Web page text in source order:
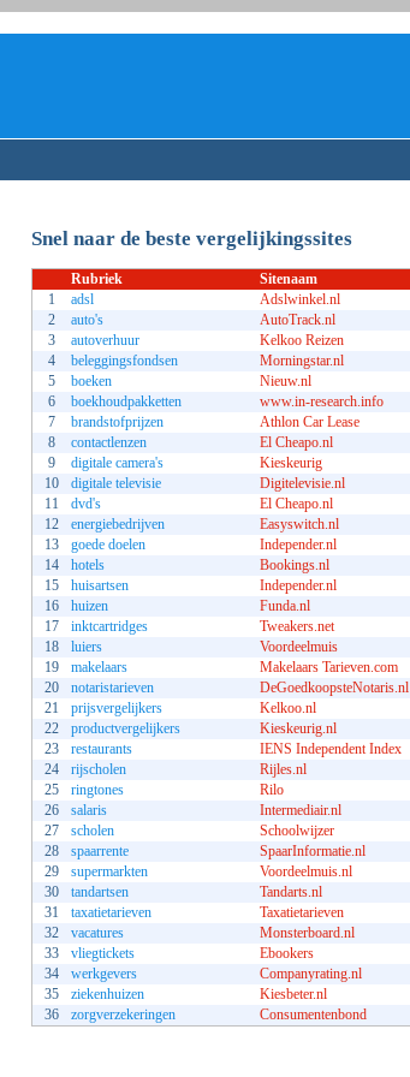
Snel naar de beste vergelijkingssites
Rubriek Sitenaam
1
adsl Adslwinkel.nl
2
auto's AutoTrack.nl
3
autoverhuur Kelkoo Reizen
4
beleggingsfondsen Morningstar.nl
5
boeken Nieuw.nl
6
boekhoudpakketten www.in-research.info
7
brandstofprijzen Athlon Car Lease
8
contactlenzen El Cheapo.nl
9
digitale camera's Kieskeurig
10
digitale televisie Digitelevisie.nl
11
dvd's El Cheapo.nl
12
energiebedrijven Easyswitch.nl
13
goede doelen Independer.nl
14
hotels Bookings.nl
15
huisartsen Independer.nl
16
huizen Funda.nl
17
inktcartridges Tweakers.net
18
luiers Voordeelmuis
19
makelaars Makelaars Tarieven.com
20
notaristarieven DeGoedkoopsteNotaris.nl
21
prijsvergelijkers Kelkoo.nl
22
productvergelijkers Kieskeurig.nl
23
restaurants IENS Independent Index
24
rijscholen Rijles.nl
25
ringtones Rilo
26
salaris Intermediair.nl
27
scholen Schoolwijzer
28
spaarrente SpaarInformatie.nl
29
supermarkten Voordeelmuis.nl
30
tandartsen Tandarts.nl
31
taxatietarieven Taxatietarieven
32
vacatures Monsterboard.nl
33
vliegtickets Ebookers
34
werkgevers Companyrating.nl
35
ziekenhuizen Kiesbeter.nl
36
zorgverzekeringen Consumentenbond